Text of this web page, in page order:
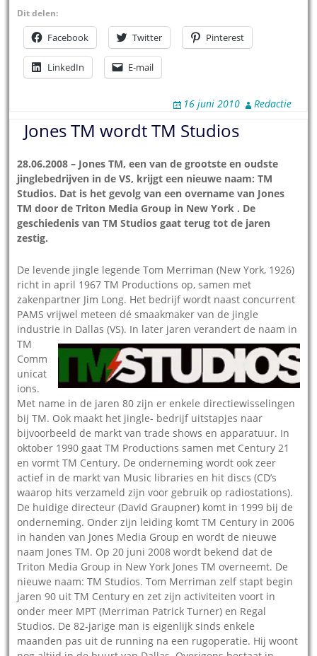
Dit delen:
Facebook Twitter Pinterest
LinkedIn E-mail
16 juni 2010 Redactie
Jones TM wordt TM Studios
28.06.2008 – Jones TM, een van de grootste en oudste
jinglebedrijven in de VS, krijgt een nieuwe naam: TM
Studios. Dat is het gevolg van een overname van Jones
TM door de Triton Media Group in New York . De
geschiedenis van TM Studios gaat terug tot de jaren
zestig.
De levende jingle legende Tom Merriman (New York, 1926)
richt in april 1967 TM Productions op, samen met
zakenpartner Jim Long. Het bedrijf wordt naast concurrent
PAMS vrijwel meteen dé smaakmaker van de jingle
industrie in Dallas (VS). In later jaren verandert de naam in
TM
Comm
unicat
ions.
Met name in de jaren 80 zijn er enkele directiewisselingen
bij TM. Ook maakt het jingle- bedrijf uitstapjes naar
bijvoorbeeld de markt van trade shows en apparatuur. In
oktober 1990 gaat TM Productions samen met Century 21
en vormt TM Century. De onderneming wordt ook zeer
actief in de markt van Music libraries en hit discs (CD’s
waarop hits verzameld zijn voor gebruik op radiostations).
De huidige directeur (David Graupner) komt in 1999 bij de
onderneming. Onder zijn leiding komt TM Century in 2006
in handen van Jones Media Group en wordt de nieuwe
naam Jones TM. Op 20 juni 2008 wordt bekend dat de
Triton Media Group in New York Jones TM overneemt. De
nieuwe naam: TM Studios. Tom Merriman zelf stapt begin
jaren 90 uit TM Century en zet zijn activiteiten voort in
onder meer MPT (Merriman Patrick Turner) en Regal
Studios. De 82-jarige man is eigenlijk sinds enkele
maanden pas uit de running na een rugoperatie. Hij woont